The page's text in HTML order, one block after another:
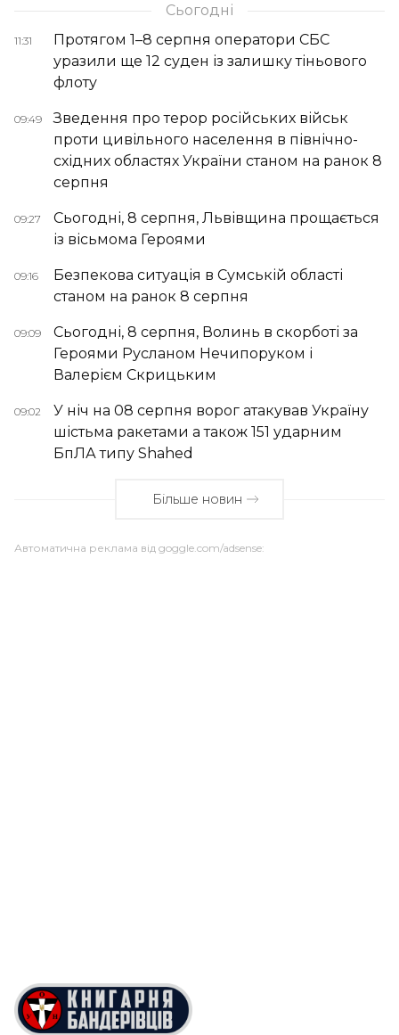
Сьогодні
11:31
Протягом 1–8 серпня оператори СБС
уразили ще 12 суден із залишку тіньового
флоту
09:49
Зведення про терор російських військ
проти цивільного населення в північно-
східних областях України станом на ранок 8
серпня
09:27
Сьогодні, 8 серпня, Львівщина прощається
із вісьмома Героями
09:16
Безпекова ситуація в Сумській області
станом на ранок 8 серпня
09:09
Сьогодні, 8 серпня, Волинь в скорботі за
Героями Русланом Нечипоруком і
Валерієм Скрицьким
09:02
У ніч на 08 серпня ворог атакував Україну
шістьма ракетами а також 151 ударним
БпЛА типу Shahed
Більше новин
Автоматична реклама від goggle.com/adsense: